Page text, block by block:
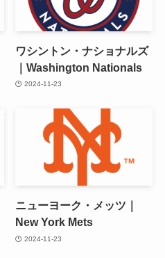
ワシントン・ナショナルズ
｜Washington Nationals
2024-11-23
ニューヨーク・メッツ｜
New York Mets
2024-11-23